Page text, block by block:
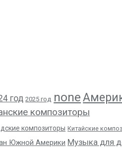
год 2025 год none
композиторы
композиторы Китайские
Южной Америки Музыка для